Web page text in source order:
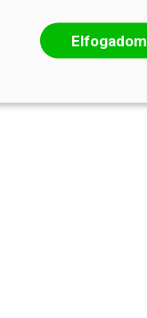
Elfogadom